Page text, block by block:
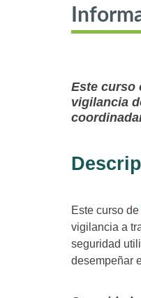
Este curso
vigilancia
Este curso de
vigilancia a
seguridad
desempeñar